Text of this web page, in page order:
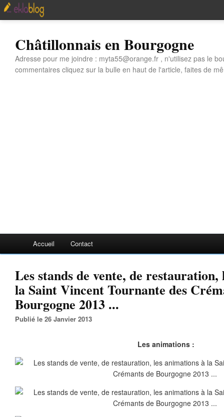
Châtillonnais en Bourgogne
Adresse pour me joindre : myta55@orange.fr , n'utilisez pas le
commentaires cliquez sur la bulle en haut de l'article, faites de
Accueil Contact
Les stands de vente, de restauration,
la Saint Vincent Tournante des
Bourgogne 2013 ...
Publié le 26 Janvier 2013
Les animations :